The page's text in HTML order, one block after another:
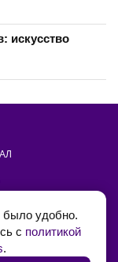
искусство
удобно.
с политикой
.